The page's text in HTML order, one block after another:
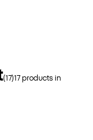
(17)17products in